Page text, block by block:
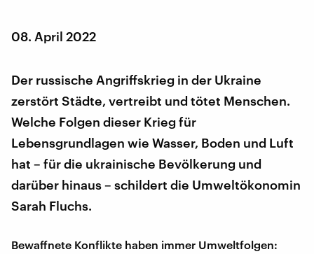
08. April 2022
Der russische Angriffskrieg in der Ukraine
zerstört Städte, vertreibt und tötet Menschen.
Welche Folgen dieser Krieg für
Lebensgrundlagen wie Wasser, Boden und Luft
hat – für die ukrainische Bevölkerung und
darüber hinaus – schildert die Umweltökonomin
Sarah Fluchs.
Bewaffnete Konflikte haben immer Umweltfolgen: